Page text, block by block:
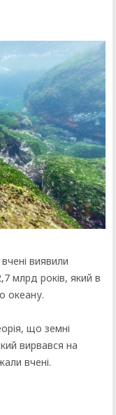
виявили
млрд років, який в
океану.
що земні
вирвався на
вчені.